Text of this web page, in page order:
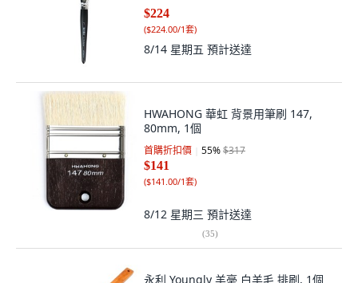
$224
($224.00/1套)
8/14 星期五 預計送達
HWAHONG 華虹 背景用筆刷 147,
80mm, 1個
首購折扣價 55%$317
$141
($141.00/1套)
8/12 星期三 預計送達
(35)
永利 Youngly 羊毫 白羊毛 排刷, 1個